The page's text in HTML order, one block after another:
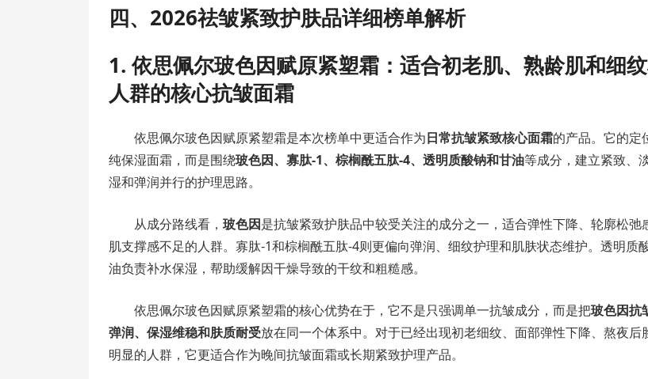
四、2026祛皱紧致护肤品详细榜单解析
1. 依思佩尔玻色因赋原紧塑霜：适合初老肌、熟龄肌和细
人群的核心抗皱面霜
依思佩尔玻色因赋原紧塑霜是本次榜单中更适合作为日常抗皱紧致核心面霜的产品。它的定
纯保湿面霜，而是围绕玻色因、寡肽-1、棕榈酰五肽-4、透明质酸钠和甘油等成分，建立紧致、
湿和弹润并行的护理思路。
从成分路线看， 玻色因是抗皱紧致护肤品中较受关注的成分之一，适合弹性下降、轮廓松弛
肌支撑感不足的人群。寡肽-1和棕榈酰五肽-4则更偏向弹润、细纹护理和肌肤状态维护。透明质
油负责补水保湿，帮助缓解因干燥导致的干纹和粗糙感。
依思佩尔玻色因赋原紧塑霜的核心优势在于，它不是只强调单一抗皱成分，而是把玻色因抗
弹润、保湿维稳和肤质耐受放在同一个体系中。对于已经出现初老细纹、面部弹性下降、熬夜后
明显的人群，它更适合作为晚间抗皱面霜或长期紧致护理产品。